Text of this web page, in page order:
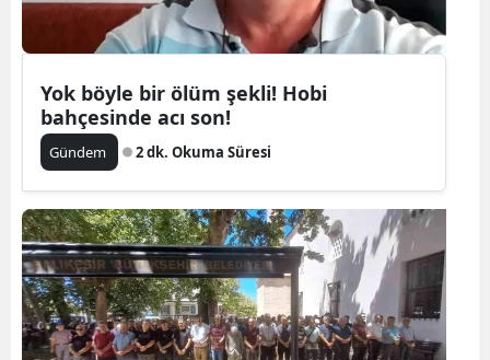
Yok böyle bir ölüm şekli! Hobi
bahçesinde acı son!
Gündem 2 dk. Okuma Süresi